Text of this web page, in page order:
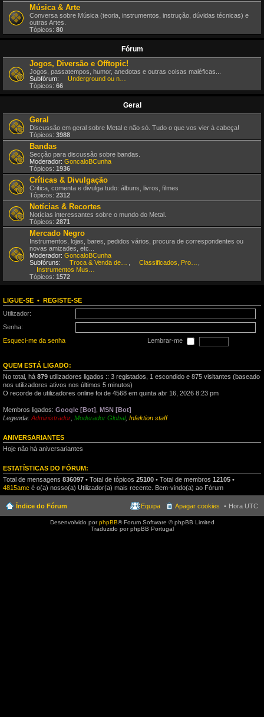
Música & Arte
Conversa sobre Música (teoria, instrumentos, instrução, dúvidas técnicas) e
outras Artes.
Tópicos: 80
Fórum
Jogos, Diversão e Offtopic!
Jogos, passatempos, humor, anedotas e outras coisas maléficas...
Subfórum:
Tópicos: 66
Geral
Geral
Discussão em geral sobre Metal e não só. Tudo o que vos vier à cabeça!
Tópicos: 3988
Bandas
Secção para discussão sobre bandas.
Moderador: GoncaloBCunha
Tópicos: 1936
Críticas & Divulgação
Critica, comenta e divulga tudo: álbuns, livros, filmes
Tópicos: 2312
Notícias & Recortes
Notícias interessantes sobre o mundo do Metal.
Tópicos: 2871
Mercado Negro
Instrumentos, lojas, bares, pedidos vários, procura de correspondentes ou
novas amizades, etc...
Moderador: GoncaloBCunha
Subfóruns:
Tópicos: 1572
LIGUE-SE • REGISTE-SE
Utilizador:
Senha:
Esqueci-me da senha
Lembrar-me
QUEM ESTÁ LIGADO:
No total, há 879 utilizadores ligados :: 3 registados, 1 escondido e 875 visitantes (baseado
nos utilizadores ativos nos últimos 5 minutos)
O recorde de utilizadores online foi de 4568 em quinta abr 16, 2026 8:23 pm
Membros ligados: Google [Bot] MSN [Bot]
Legenda: Administrador Moderador Global, Infektion staff
ANIVERSARIANTES
Hoje não há aniversariantes
ESTATÍSTICAS DO FÓRUM:
Total de mensagens 836097 • Total de tópicos 25100 • Total de membros 12105 •
4815amc é o(a) nosso(a) Utilizador(a) mais recente. Bem-vindo(a) ao Fórum
Índice do Fórum Hora UTC
Apagar cookies
Equipa
Desenvolvido porphpBB® Forum Software © phpBB Limited
Traduzido por phpBB Portugal